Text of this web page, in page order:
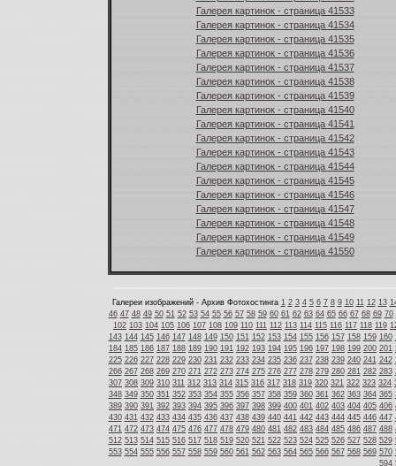
Галерея картинок - страница 41533
Галерея картинок - страница 41534
Галерея картинок - страница 41535
Галерея картинок - страница 41536
Галерея картинок - страница 41537
Галерея картинок - страница 41538
Галерея картинок - страница 41539
Галерея картинок - страница 41540
Галерея картинок - страница 41541
Галерея картинок - страница 41542
Галерея картинок - страница 41543
Галерея картинок - страница 41544
Галерея картинок - страница 41545
Галерея картинок - страница 41546
Галерея картинок - страница 41547
Галерея картинок - страница 41548
Галерея картинок - страница 41549
Галерея картинок - страница 41550
Галереи изображений - Архив Фотохостинга 1 2 3 4 5 6 7 8 9 10 11 12 13
46 47 48 49 50 51 52 53 54 55 56 57 58 59 60 61 62 63 64 65 66 67 68 69 70
102 103 104 105 106 107 108 109 110 111 112 113 114 115 116 117 118 119
143 144 145 146 147 148 149 150 151 152 153 154 155 156 157 158 159 160
184 185 186 187 188 189 190 191 192 193 194 195 196 197 198 199 200 201
225 226 227 228 229 230 231 232 233 234 235 236 237 238 239 240 241 242
266 267 268 269 270 271 272 273 274 275 276 277 278 279 280 281 282 283
307 308 309 310 311 312 313 314 315 316 317 318 319 320 321 322 323 324
348 349 350 351 352 353 354 355 356 357 358 359 360 361 362 363 364 365
389 390 391 392 393 394 395 396 397 398 399 400 401 402 403 404 405 406
430 431 432 433 434 435 436 437 438 439 440 441 442 443 444 445 446 447
471 472 473 474 475 476 477 478 479 480 481 482 483 484 485 486 487 488
512 513 514 515 516 517 518 519 520 521 522 523 524 525 526 527 528 529
553 554 555 556 557 558 559 560 561 562 563 564 565 566 567 568 569 570
594